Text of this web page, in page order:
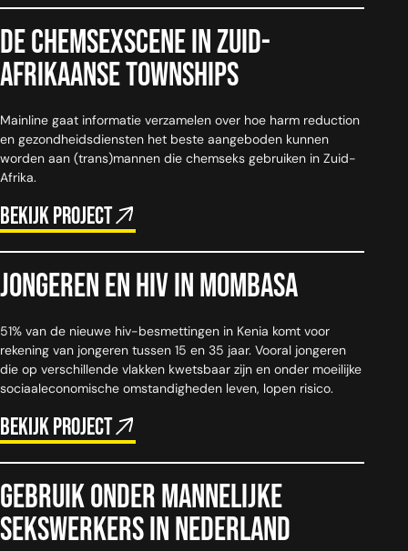
De chemsexscene in Zuid-
Afrikaanse townships
Mainline gaat informatie verzamelen over hoe harm reduction
en gezondheidsdiensten het beste aangeboden kunnen
worden aan (trans)mannen die chemseks gebruiken in Zuid-
Afrika.
Bekijk project
Jongeren en HIV in Mombasa
51% van de nieuwe hiv-besmettingen in Kenia komt voor
rekening van jongeren tussen 15 en 35 jaar. Vooral jongeren
die op verschillende vlakken kwetsbaar zijn en onder moeilijke
sociaaleconomische omstandigheden leven, lopen risico.
Bekijk project
Gebruik onder mannelijke
sekswerkers in Nederland